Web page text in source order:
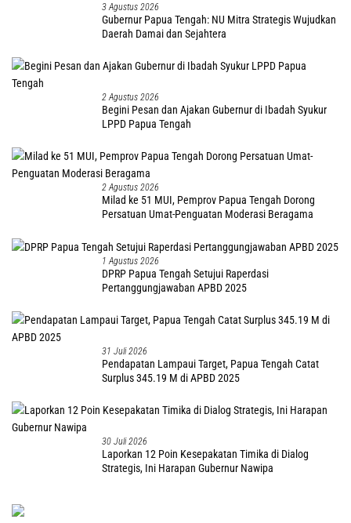
3 Agustus 2026
Gubernur Papua Tengah: NU Mitra Strategis Wujudkan
Daerah Damai dan Sejahtera
2 Agustus 2026
Begini Pesan dan Ajakan Gubernur di Ibadah Syukur
LPPD Papua Tengah
2 Agustus 2026
Milad ke 51 MUI, Pemprov Papua Tengah Dorong
Persatuan Umat-Penguatan Moderasi Beragama
1 Agustus 2026
DPRP Papua Tengah Setujui Raperdasi
Pertanggungjawaban APBD 2025
31 Juli 2026
Pendapatan Lampaui Target, Papua Tengah Catat
Surplus 345.19 M di APBD 2025
30 Juli 2026
Laporkan 12 Poin Kesepakatan Timika di Dialog
Strategis, Ini Harapan Gubernur Nawipa